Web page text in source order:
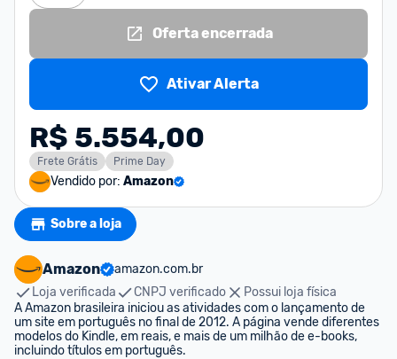
Oferta encerrada
Ativar Alerta
R$ 5.554,00
Frete Grátis Prime Day
Vendido por: Amazon
Sobre a loja
Amazon
amazon.com.br
Loja verificada
CNPJ verificado
Possui loja física
A Amazon brasileira iniciou as atividades com o lançamento de
um site em português no final de 2012. A página vende diferentes
modelos do Kindle, em reais, e mais de um milhão de e-books,
incluindo títulos em português.